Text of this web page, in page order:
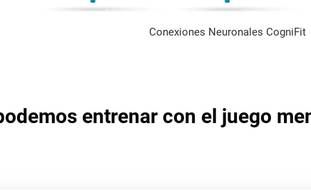
Conexiones Neuronales CogniFit
entrenar con el juego